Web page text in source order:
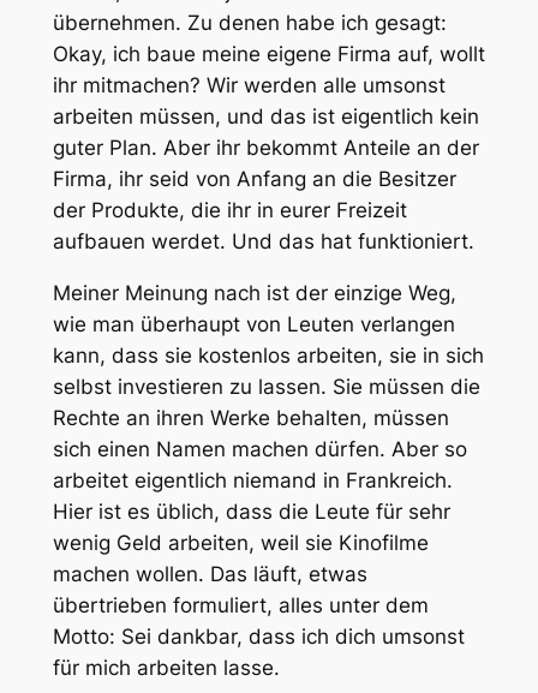
übernehmen. Zu denen habe ich gesagt:
Okay, ich baue meine eigene Firma auf, wollt
ihr mitmachen? Wir werden alle umsonst
arbeiten müssen, und das ist eigentlich kein
guter Plan. Aber ihr bekommt Anteile an der
Firma, ihr seid von Anfang an die Besitzer
der Produkte, die ihr in eurer Freizeit
aufbauen werdet. Und das hat funktioniert.
Meiner Meinung nach ist der einzige Weg,
wie man überhaupt von Leuten verlangen
kann, dass sie kostenlos arbeiten, sie in sich
selbst investieren zu lassen. Sie müssen die
Rechte an ihren Werke behalten, müssen
sich einen Namen machen dürfen. Aber so
arbeitet eigentlich niemand in Frankreich.
Hier ist es üblich, dass die Leute für sehr
wenig Geld arbeiten, weil sie Kinofilme
machen wollen. Das läuft, etwas
übertrieben formuliert, alles unter dem
Motto: Sei dankbar, dass ich dich umsonst
für mich arbeiten lasse.